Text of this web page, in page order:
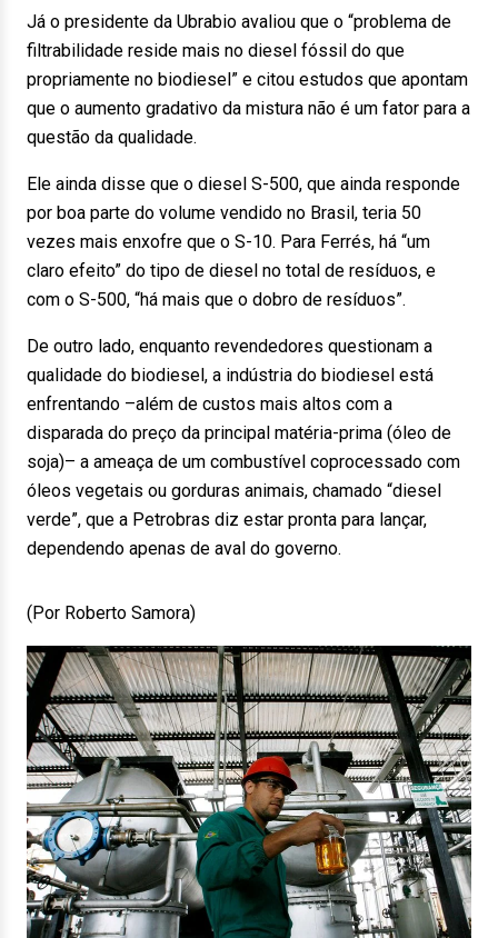
Já o presidente da Ubrabio avaliou que o “problema de
filtrabilidade reside mais no diesel fóssil do que
propriamente no biodiesel” e citou estudos que apontam
que o aumento gradativo da mistura não é um fator para a
questão da qualidade.
Ele ainda disse que o diesel S-500, que ainda responde
por boa parte do volume vendido no Brasil, teria 50
vezes mais enxofre que o S-10. Para Ferrés, há “um
claro efeito” do tipo de diesel no total de resíduos, e
com o S-500, “há mais que o dobro de resíduos”.
De outro lado, enquanto revendedores questionam a
qualidade do biodiesel, a indústria do biodiesel está
enfrentando –além de custos mais altos com a
disparada do preço da principal matéria-prima (óleo de
soja)– a ameaça de um combustível coprocessado com
óleos vegetais ou gorduras animais, chamado “diesel
verde”, que a Petrobras diz estar pronta para lançar,
dependendo apenas de aval do governo.
(Por Roberto Samora)